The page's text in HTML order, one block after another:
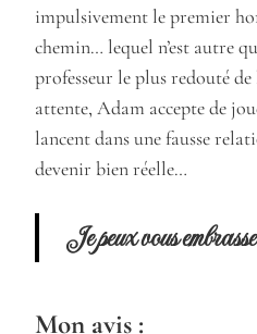
impulsivement le premier
chemin… lequel n’est autre
professeur le plus redouté
attente, Adam accepte de
lancent dans une fausse
devenir bien réelle…
Je peux vous
Mon avis :